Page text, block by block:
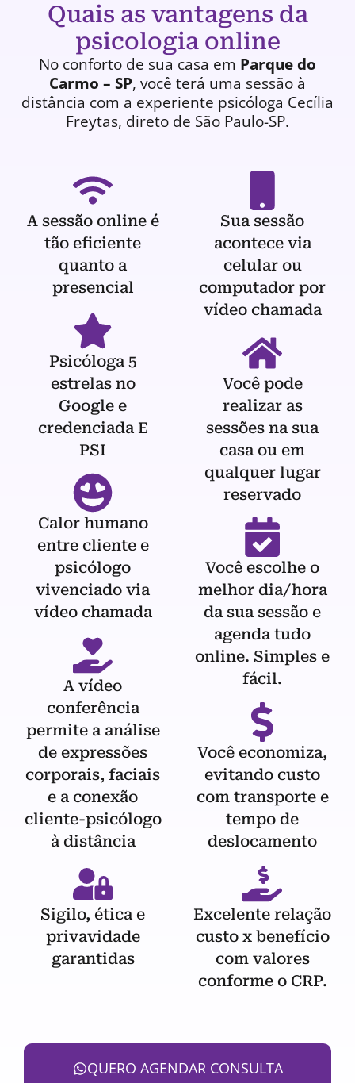
Quais as vantagens da
psicologia online
No conforto de sua casa em Parque do
Carmo – SP, você terá uma sessão à
distância com a experiente psicóloga Cecília
Freytas, direto de São Paulo-SP.
A sessão online é
tão eficiente
quanto a
presencial
Psicóloga 5
estrelas no
Google e
credenciada E
PSI
Calor humano
entre cliente e
psicólogo
vivenciado via
vídeo chamada
A vídeo
conferência
permite a análise
de expressões
corporais, faciais
e a conexão
cliente-psicólogo
à distância
Sigilo, ética e
privavidade
garantidas
Sua sessão
acontece via
celular ou
computador por
vídeo chamada
Você pode
realizar as
sessões na sua
casa ou em
qualquer lugar
reservado
Você escolhe o
melhor dia/hora
da sua sessão e
agenda tudo
online. Simples e
fácil.
Você economiza,
evitando custo
com transporte e
tempo de
deslocamento
Excelente relação
custo x benefício
com valores
conforme o CRP.
QUERO AGENDAR CONSULTA